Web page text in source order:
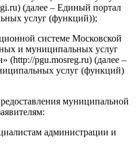
(далее – Единый портал
услуг (функций));
системе Московской
и муниципальных услуг
(http://pgu.mosreg.ru) (далее –
услуг (функций)
муниципальной
администрации и